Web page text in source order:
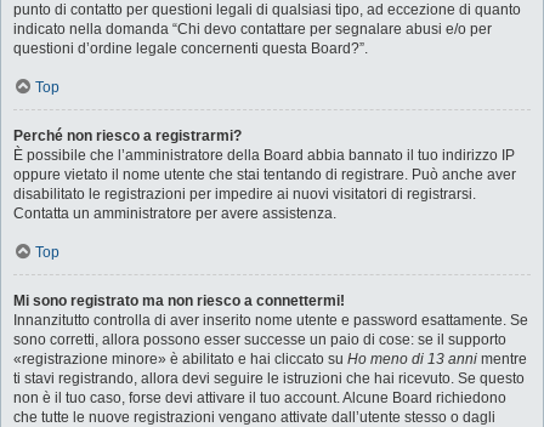
punto di contatto per questioni legali di qualsiasi tipo, ad eccezione di quanto
indicato nella domanda “Chi devo contattare per segnalare abusi e/o per
questioni d’ordine legale concernenti questa Board?”.
Top
Perché non riesco a registrarmi?
È possibile che l’amministratore della Board abbia bannato il tuo indirizzo IP
oppure vietato il nome utente che stai tentando di registrare. Può anche aver
disabilitato le registrazioni per impedire ai nuovi visitatori di registrarsi.
Contatta un amministratore per avere assistenza.
Top
Mi sono registrato ma non riesco a connettermi!
Innanzitutto controlla di aver inserito nome utente e password esattamente. Se
sono corretti, allora possono esser successe un paio di cose: se il supporto
«registrazione minore» è abilitato e hai cliccato su Ho meno di 13 anni mentre
ti stavi registrando, allora devi seguire le istruzioni che hai ricevuto. Se questo
non è il tuo caso, forse devi attivare il tuo account. Alcune Board richiedono
che tutte le nuove registrazioni vengano attivate dall’utente stesso o dagli